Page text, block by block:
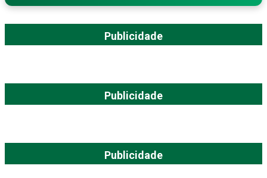
Publicidade
Publicidade
Publicidade